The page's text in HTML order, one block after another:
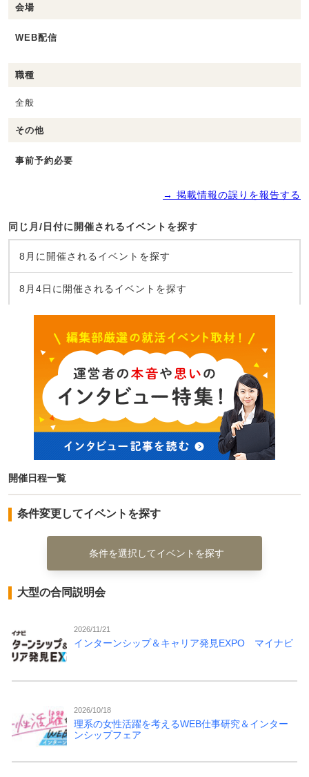
会場
WEB配信
職種
全般
その他
事前予約必要
→ 掲載情報の誤りを報告する
同じ月/日付に開催されるイベントを探す
8月に開催されるイベントを探す
8月4日に開催されるイベントを探す
開催日程一覧
条件変更してイベントを探す
条件を選択してイベントを探す
大型の合同説明会
2026/11/21
インターンシップ＆キャリア発見EXPO マイナビ
2026/10/18
理系の女性活躍を考えるWEB仕事研究＆インター
ンシップフェア